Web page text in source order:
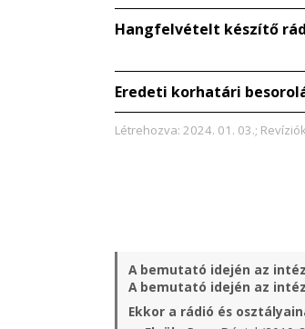
Hangfelvételt készítő
Eredeti korhatári
Létrehozva: 2024. 01. 03.;
A bemutató idején az
A bemutató idején az
Ekkor a rádió és